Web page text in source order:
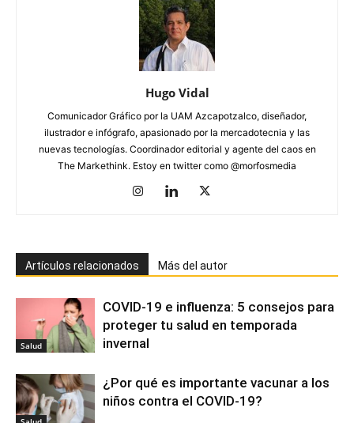
Hugo Vidal
Comunicador Gráfico por la UAM Azcapotzalco, diseñador,
ilustrador e infógrafo, apasionado por la mercadotecnia y las
nuevas tecnologías. Coordinador editorial y agente del caos en
The Markethink. Estoy en twitter como @morfosmedia
Artículos relacionados Más del autor
Salud
COVID-19 e influenza: 5 consejos para
proteger tu salud en temporada
invernal
¿Por qué es importante vacunar a los
niños contra el COVID-19?